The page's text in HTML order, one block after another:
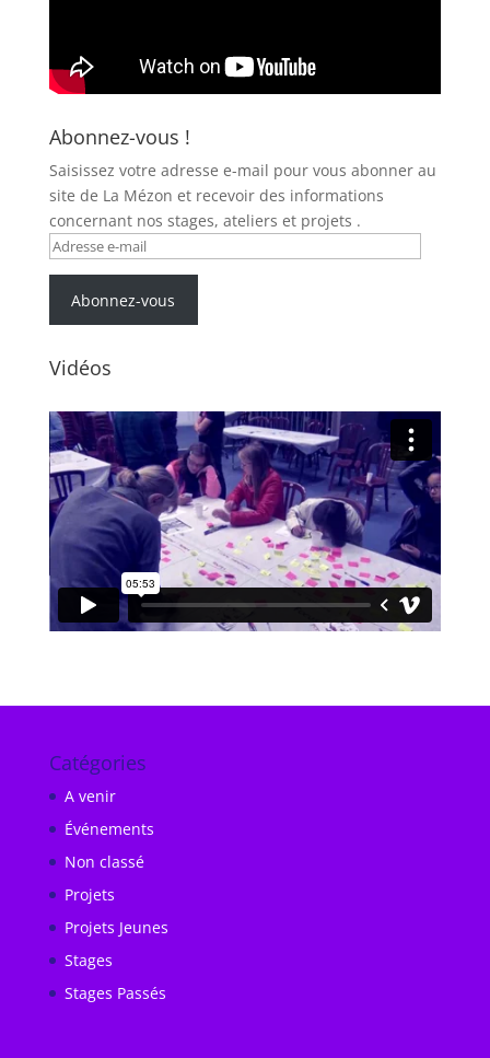
Abonnez-vous !
Saisissez votre adresse e-mail pour vous abonner au
site de La Mézon et recevoir des informations
concernant nos stages, ateliers et projets .
Adresse
e-
mailAbonnez-vous
Vidéos
Catégories
A venir
Événements
Non classé
Projets
Projets Jeunes
Stages
Stages Passés